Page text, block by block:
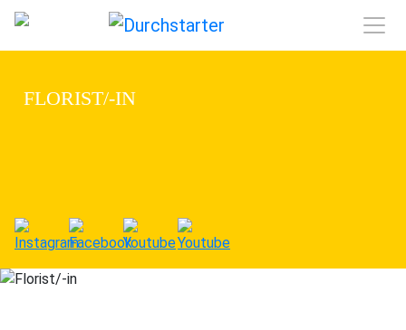
FLORIST/-IN